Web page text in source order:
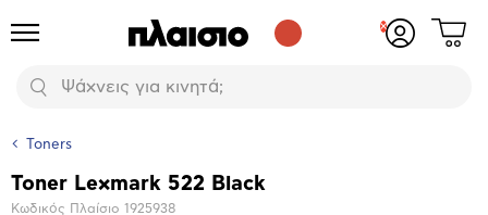
Προϊόντα
Αναζήτηση
Δες
Toners
Βασικά
Toner Lexmark 522 Black
Κωδικός Πλαίσιο 1925938